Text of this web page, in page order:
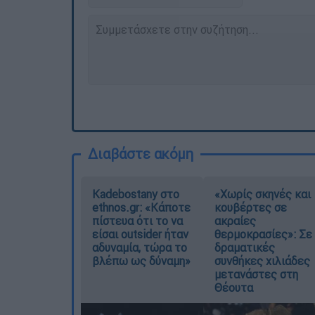
Διαβάστε ακόμη
Kadebostany στο
ethnos.gr: «Κάποτε
πίστευα ότι το να
είσαι outsider ήταν
αδυναμία, τώρα το
βλέπω ως δύναμη»
«Χωρίς σκηνές και
κουβέρτες σε
ακραίες
θερμοκρασίες»: Σε
δραματικές
συνθήκες χιλιάδες
μετανάστες στη
Θέουτα